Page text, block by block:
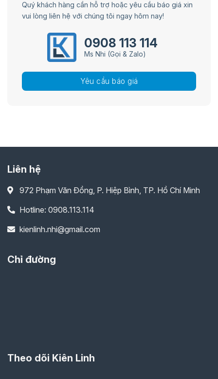
Quý khách hàng cần hỗ trợ hoặc yêu cầu báo giá xin
vui lòng liên hệ với chúng tôi ngay hôm nay!
0908 113 114
Ms Nhi (Gọi & Zalo)
Yêu cầu báo giá
Liên hệ
972 Phạm Văn Đồng, P. Hiệp Bình, TP. Hồ Chí Minh
Hotline: 0908.113.114
kienlinh.nhi@gmail.com
Chỉ đường
Theo dõi Kiên Linh